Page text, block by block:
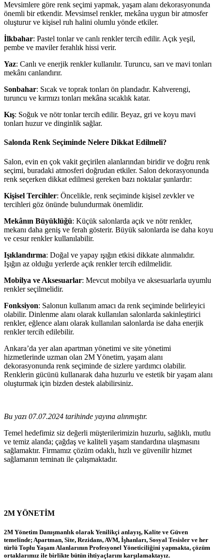
Mevsimlere göre renk seçimi yapmak, yaşam alanı dekorasyonunda
önemli bir etkendir. Mevsimsel renkler, mekâna uygun bir atmosfer
oluşturur ve kişisel ruh halini olumlu yönde etkiler.
İlkbahar: Pastel tonlar ve canlı renkler tercih edilir. Açık yeşil,
pembe ve maviler ferahlık hissi verir.
Yaz: Canlı ve enerjik renkler kullanılır. Turuncu, sarı ve mavi tonları
mekânı canlandırır.
Sonbahar: Sıcak ve toprak tonları ön plandadır. Kahverengi,
turuncu ve kırmızı tonları mekâna sıcaklık katar.
Kış: Soğuk ve nötr tonlar tercih edilir. Beyaz, gri ve koyu mavi
tonları huzur ve dinginlik sağlar.
Salonda Renk Seçiminde Nelere Dikkat Edilmeli?
Salon, evin en çok vakit geçirilen alanlarından biridir ve doğru renk
seçimi, buradaki atmosferi doğrudan etkiler. Salon dekorasyonunda
renk seçerken dikkat edilmesi gereken bazı noktalar şunlardır:
Kişisel Tercihler: Öncelikle, renk seçiminde kişisel zevkler ve
tercihleri göz önünde bulundurmak önemlidir.
Mekânın Büyüklüğü: Küçük salonlarda açık ve nötr renkler,
mekanı daha geniş ve ferah gösterir. Büyük salonlarda ise daha koyu
ve cesur renkler kullanılabilir.
Işıklandırma: Doğal ve yapay ışığın etkisi dikkate alınmalıdır.
Işığın az olduğu yerlerde açık renkler tercih edilmelidir.
Mobilya ve Aksesuarlar: Mevcut mobilya ve aksesuarlarla uyumlu
renkler seçilmelidir.
Fonksiyon: Salonun kullanım amacı da renk seçiminde belirleyici
olabilir. Dinlenme alanı olarak kullanılan salonlarda sakinleştirici
renkler, eğlence alanı olarak kullanılan salonlarda ise daha enerjik
renkler tercih edilebilir.
Ankara’da yer alan apartman yönetimi ve site yönetimi
hizmetlerinde uzman olan 2M Yönetim, yaşam alanı
dekorasyonunda renk seçiminde de sizlere yardımcı olabilir.
Renklerin gücünü kullanarak daha huzurlu ve estetik bir yaşam alanı
oluşturmak için bizden destek alabilirsiniz.
Bu yazı 07.07.2024 tarihinde yayına alınmıştır.
Temel hedefimiz siz değerli müşterilerimizin huzurlu, sağlıklı, mutlu
ve temiz alanda; çağdaş ve kaliteli yaşam standardına ulaşmasını
sağlamaktır. Firmamız çözüm odaklı, hızlı ve güvenilir hizmet
sağlamanın teminatı ile çalışmaktadır.
2M YÖNETİM
2M Yönetim Danışmanlık olarak Yenilikçi anlayış, Kalite ve Güven
temelinde; Apartman, Site, Rezidans, AVM, İşhanları, Sosyal Tesisler ve her
türlü Toplu Yaşam Alanlarının Profesyonel Yöneticiliğini yapmakta, çözüm
ortaklarımız ile birlikte bütün ihtiyaçlarını karşılamaktayız.